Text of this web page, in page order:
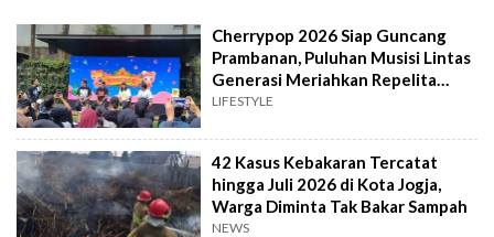
Cherrypop 2026 Siap Guncang
Prambanan, Puluhan Musisi Lintas
Generasi Meriahkan Repelita
Musik
LIFESTYLE
42 Kasus Kebakaran Tercatat
hingga Juli 2026 di Kota Jogja,
Warga Diminta Tak Bakar Sampah
NEWS